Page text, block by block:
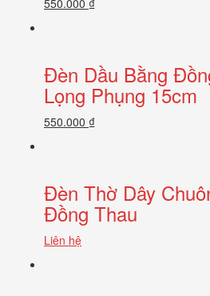
550.000 ₫
Đèn Dầu Bằng
Lọng Phụng 15cm
550.000 ₫
Đèn Thờ Dây
Đồng Thau
Liên hệ